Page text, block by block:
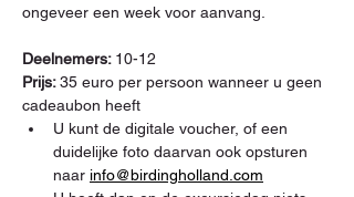
ongeveer een week voor aanvang.
Deelnemers: 10-12
Prijs: 35 euro per persoon wanneer u geen
cadeaubon heeft
U kunt de digitale voucher, of een
duidelijke foto daarvan ook opsturen
naar info@birdingholland.com